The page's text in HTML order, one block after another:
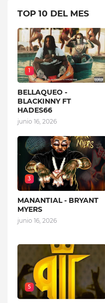
TOP 10 DEL MES
1
BELLAQUEO -
BLACKINNY FT
HADES66
junio 16, 2026
3
MANANTIAL - BRYANT
MYERS
junio 16, 2026
5